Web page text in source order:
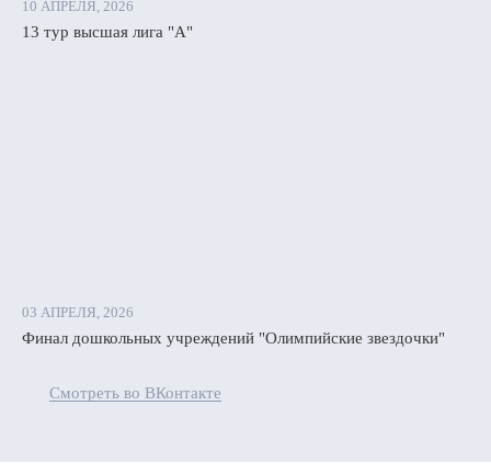
10 АПРЕЛЯ, 2026
13 тур высшая лига "А"
03 АПРЕЛЯ, 2026
Финал дошкольных учреждений "Олимпийские звездочки"
Смотреть во ВКонтакте